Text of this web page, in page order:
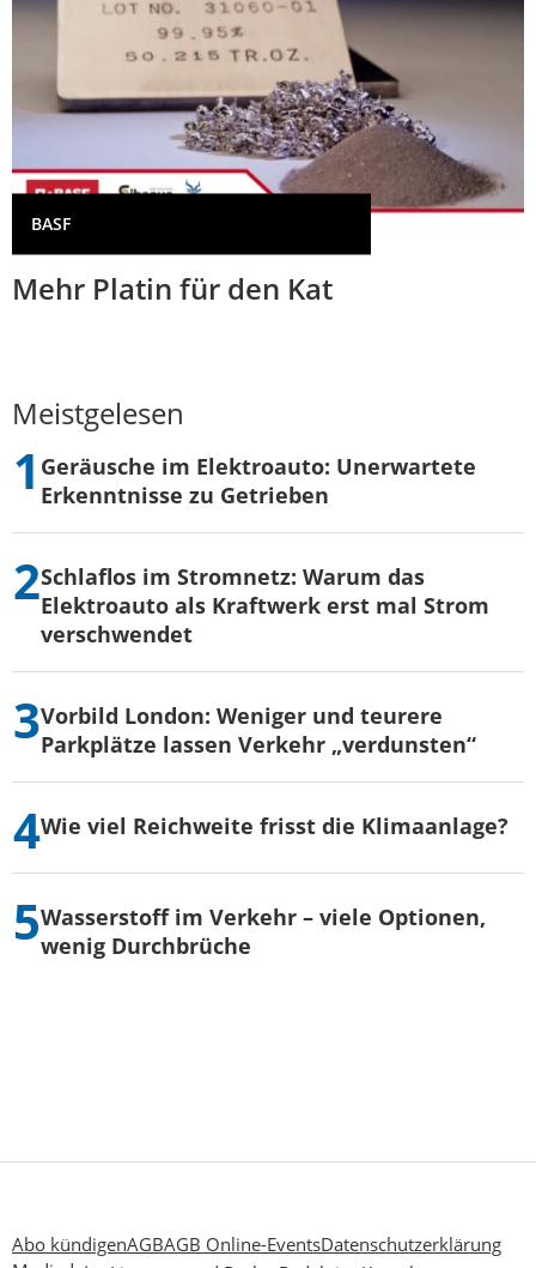
BASF
Mehr Platin für den Kat
Meistgelesen
Geräusche im Elektroauto: Unerwartete
Erkenntnisse zu Getrieben
Schlaflos im Stromnetz: Warum das
Elektroauto als Kraftwerk erst mal Strom
verschwendet
Vorbild London: Weniger und teurere
Parkplätze lassen Verkehr „verdunsten“
Wie viel Reichweite frisst die Klimaanlage?
Wasserstoff im Verkehr – viele Optionen,
wenig Durchbrüche
Abo kündigenAGBAGB Online-EventsDatenschutzerklärung